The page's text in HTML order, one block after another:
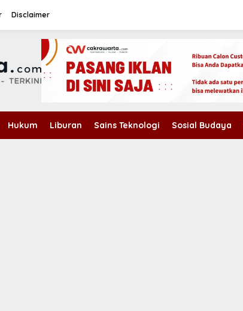
Disclaimer
Hukum Liburan Sains Teknologi Sosial Budaya